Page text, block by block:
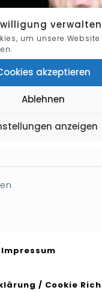
verwalten
um unsere
akzeptieren
Ablehnen
anzeigen
Impressum
/ Cookie